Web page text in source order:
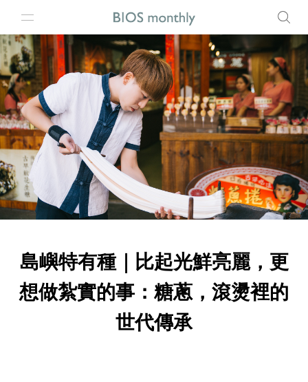
島嶼特有種｜比起光鮮亮麗，更
想做紮實的事：糖蔥，滾燙裡的
世代傳承